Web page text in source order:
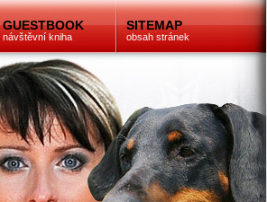
GUESTBOOK
návštěvní kniha
SITEMAP
obsah stránek